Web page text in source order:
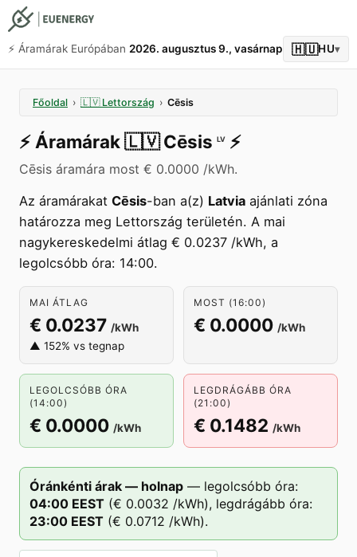
⚡️ Áramárak Európában 2026. augusztus 9., vasárnap 🇭🇺HU▾
Főoldal › 🇱🇻 Lettország › Cēsis
⚡️ Áramárak🇱🇻 Cēsis LV ⚡️
Cēsis áramára most € 0.0000 /kWh.
Az áramárakat Cēsis-ban a(z) Latvia ajánlati zóna
határozza meg Lettország területén. A mai
nagykereskedelmi átlag € 0.0237 /kWh, a
legolcsóbb óra: 14:00.
MAI ÁTLAG
€ 0.0237 /kWh
▲ 152% vs tegnap
MOST (16:00)
€ 0.0000 /kWh
LEGOLCSÓBB ÓRA
(14:00)
€ 0.0000 /kWh
LEGDRÁGÁBB ÓRA
(21:00)
€ 0.1482 /kWh
Óránkénti árak — holnap — legolcsóbb óra:
04:00 EEST (€ 0.0032 /kWh), legdrágább óra:
23:00 EEST (€ 0.0712 /kWh).